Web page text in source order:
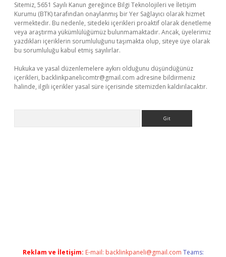
Sitemiz, 5651 Sayılı Kanun gereğince Bilgi Teknolojileri ve İletişim
Kurumu (BTK) tarafından onaylanmış bir Yer Sağlayıcı olarak hizmet
vermektedir. Bu nedenle, sitedeki içerikleri proaktif olarak denetleme
veya araştırma yükümlülüğümüz bulunmamaktadır. Ancak, üyelerimiz
yazdıkları içeriklerin sorumluluğunu taşımakta olup, siteye üye olarak
bu sorumluluğu kabul etmiş sayılırlar.
Hukuka ve yasal düzenlemelere aykırı olduğunu düşündüğünüz
içerikleri, backlinkpanelicomtr@gmail.com adresine bildirmeniz
halinde, ilgili içerikler yasal süre içerisinde sitemizden kaldırılacaktır.
Reklam ve İletişim: E-mail: backlinkpaneli@gmail.com Teams: